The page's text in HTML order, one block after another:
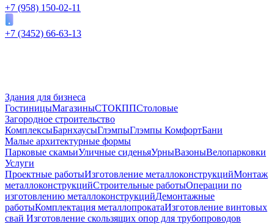
+7 (958) 150-02-11
+7 (3452) 66-63-13
Здания для бизнеса
ГостиницыМагазиныСТОКППСтоловые
Загородное строительство
КомплексыБарнхаусыГлэмпыГлэмпы КомфортБани
Малые архитектурные формы
Парковые скамьиУличные сиденьяУрныВазоныВелопарковки
Услуги
Проектные работыИзготовление металлоконструкцийМонтаж
металлоконструкцийСтроительные работыОперации по
изготовлению металлоконструкцийДемонтажные
работыКомплектация металлопрокатаИзготовление винтовых
свай Изготовление скользящих опор для трубопроводов